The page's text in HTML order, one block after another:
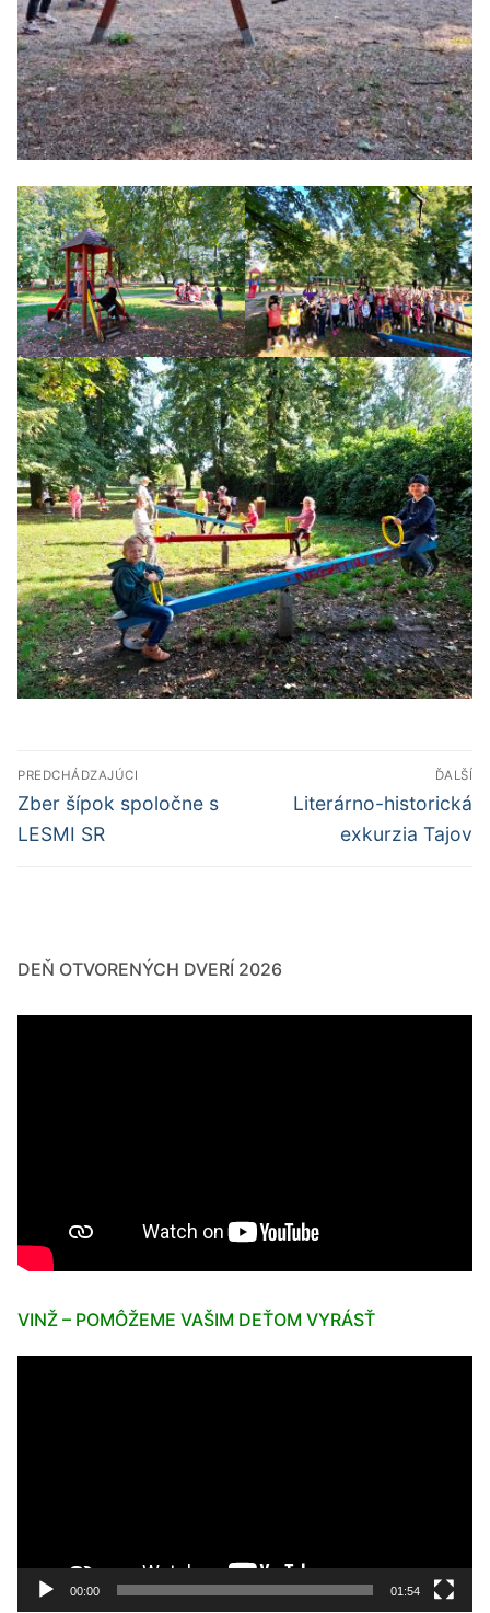
Navigácia
v
článku
PREDCHÁDZAJÚCI
Predchádzajúci
článok:
Zber šípok spoločne s
LESMI SR
ĎALŠÍ
Ďalší
článok:
Literárno-historická
exkurzia Tajov
DEŇ OTVORENÝCH DVERÍ 2026
VINŽ – POMÔŽEME VAŠIM DEŤOM VYRÁSŤ
00:00 01:54